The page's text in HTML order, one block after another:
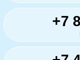
+7